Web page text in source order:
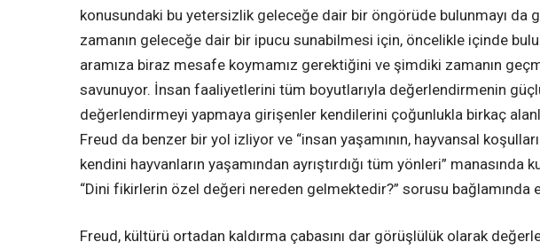
konusundaki bu yetersizlik geleceğe dair bir öngörüde bulunmayı da
zamanın geleceğe dair bir ipucu sunabilmesi için, öncelikle içinde
aramıza biraz mesafe koymamız gerektiğini ve şimdiki zamanın
savunuyor. İnsan faaliyetlerini tüm boyutlarıyla değerlendirmenin
değerlendirmeyi yapmaya girişenler kendilerini çoğunlukla birkaç
Freud da benzer bir yol izliyor ve “insan yaşamının, hayvansal
kendini hayvanların yaşamından ayrıştırdığı tüm yönleri” manasında
“Dini fikirlerin özel değeri nereden gelmektedir?” sorusu bağlamında
Freud, kültürü ortadan kaldırma çabasını dar görüşlülük olarak